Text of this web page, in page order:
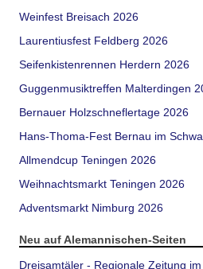
Weinfest Breisach 2026
Laurentiusfest Feldberg 2026
Seifenkistenrennen Herdern 2026
Guggenmusiktreffen Malterdingen
Bernauer Holzschneflertage 2026
Hans-Thoma-Fest Bernau im
Allmendcup Teningen 2026
Weihnachtsmarkt Teningen 2026
Adventsmarkt Nimburg 2026
Neu auf Alemannischen-Seiten
Dreisamtäler - Regionale Zeitung